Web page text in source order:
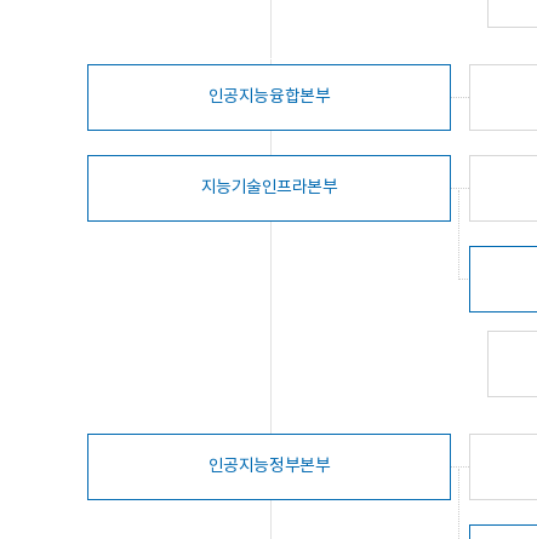
인공지능융합본부
지능기술인프라본부
인공지능정부본부